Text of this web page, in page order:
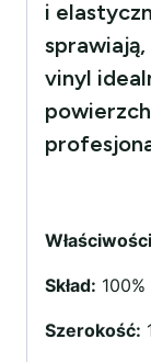
i
vinyl
Skład:
Szerokość: